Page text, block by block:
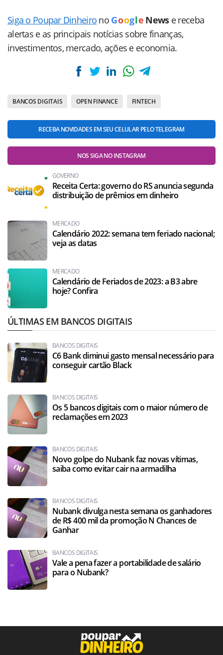
Siga o Poupar Dinheiro no Goog le News e receba
alertas e as principais notícias sobre finanças,
investimentos, mercado, ações e economia.
BANCOS DIGITAIS OPEN FINANCE FINTECH
RECEBA NOVIDADES EM SEU CELULAR PELO TELEGRAM
NOS SIGA NO INSTAGRAM
GOVERNO
Receita Certa: governo do RS anuncia segunda
distribuição de prêmios em dinheiro
MERCADO
Calendário 2022: semana tem feriado nacional;
veja as datas
MERCADO
Calendário de Feriados de 2023: a B3 abre
hoje? Confira
ÚLTIMAS EM BANCOS DIGITAIS
BANCOS DIGITAIS
C6 Bank diminui gasto mensal necessário para
conseguir cartão Black
BANCOS DIGITAIS
Os 5 bancos digitais com o maior número de
reclamações em 2023
BANCOS DIGITAIS
Novo golpe do Nubank faz novas vítimas,
saiba como evitar cair na armadilha
BANCOS DIGITAIS
Nubank divulga nesta semana os ganhadores
de R$ 400 mil da promoção N Chances de
Ganhar
BANCOS DIGITAIS
Vale a pena fazer a portabilidade de salário
para o Nubank?